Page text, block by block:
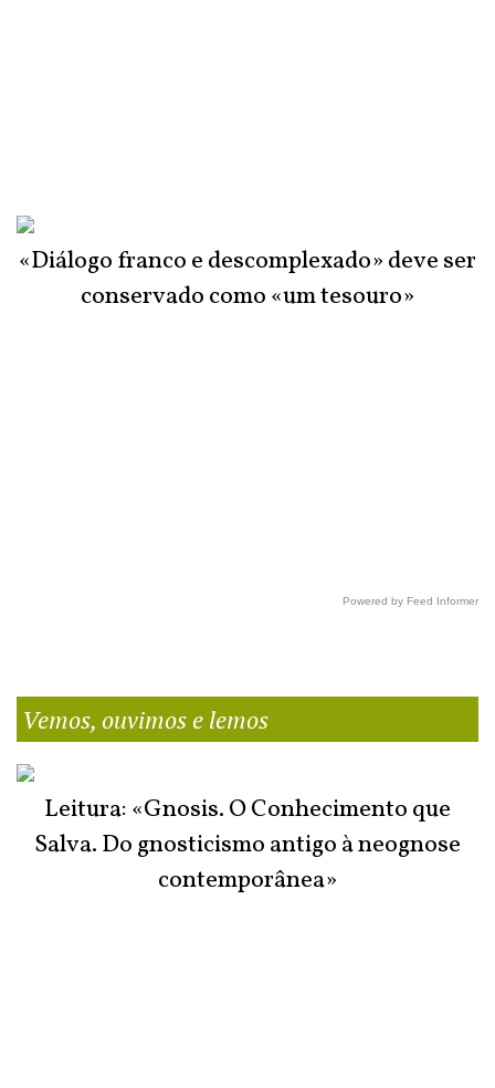
«Diálogo franco e descomplexado» deve ser
conservado como «um tesouro»
Powered by Feed Informer
Vemos, ouvimos e lemos
Leitura: «Gnosis. O Conhecimento que
Salva. Do gnosticismo antigo à neognose
contemporânea»